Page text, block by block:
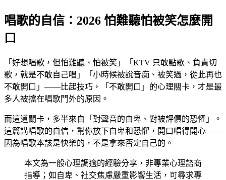
唱歌的自信：2026 怕難聽怕被笑怎麼開
口
「好想唱歌，但怕難聽、怕被笑」「KTV 只敢點歌、負責切
歌，就是不敢自己唱」「小時候被說音痴、被笑過，從此再也
不敢開口」——比起技巧，「不敢開口」的心理關卡，才是最
多人被擋在唱歌門外的原因。
而這道關卡，多半來自「對聲音的自卑、對被評價的恐懼」。
這篇講唱歌的自信，幫你放下自卑和恐懼，開口唱得開心——
因為唱歌本該是快樂的，不是拿來否定自己的。
本文為一般心理調適的經驗分享，非專業心理諮商
指導；如自卑、社交焦慮嚴重影響生活，可尋求專